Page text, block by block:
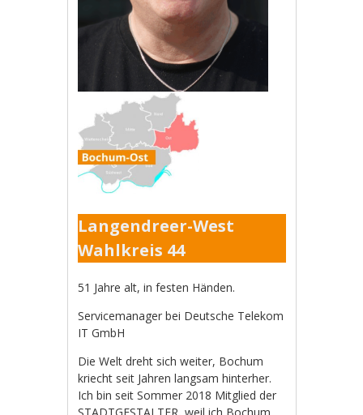
Langendreer-West
Wahlkreis 44
51 Jahre alt, in festen Händen.
Servicemanager bei Deutsche Telekom
IT GmbH
Die Welt dreht sich weiter, Bochum
kriecht seit Jahren langsam hinterher.
Ich bin seit Sommer 2018 Mitglied der